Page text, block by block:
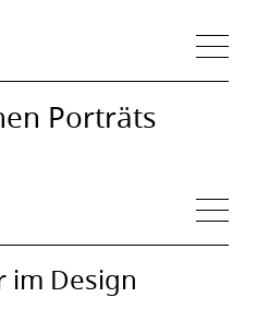
Porträts
im Design